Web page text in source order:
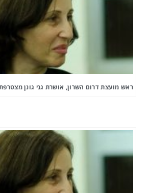
ראש מועצת דרום השרון, אושרת גני גונן